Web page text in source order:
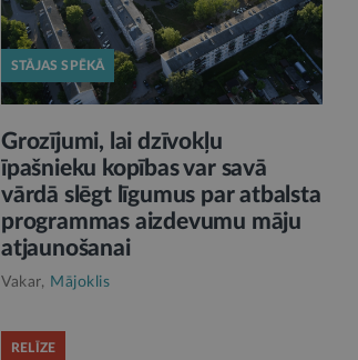
STĀJAS SPĒKĀ
Grozījumi, lai dzīvokļu
īpašnieku kopības var savā
vārdā slēgt līgumus par atbalsta
programmas aizdevumu māju
atjaunošanai
Vakar, Mājoklis
RELĪZE